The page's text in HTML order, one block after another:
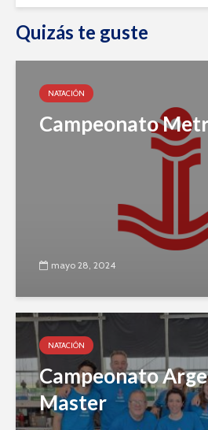
Quizás te guste
NATACIÓN
Campeonato
mayo 28, 2024
NATACIÓN
Campeonato
Master